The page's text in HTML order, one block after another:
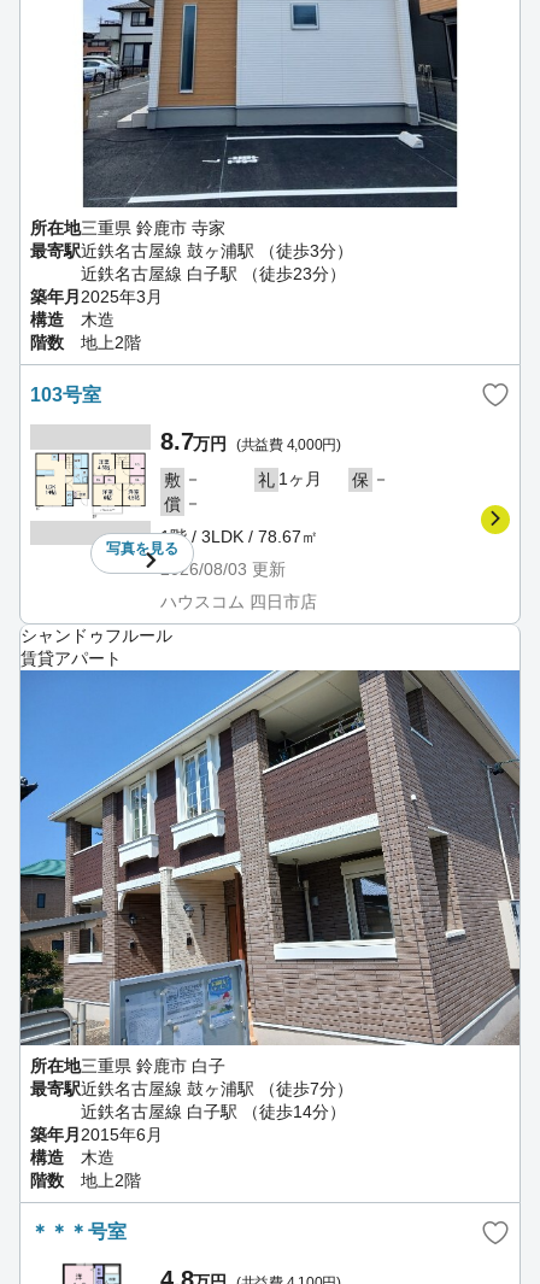
所在地三重県 鈴鹿市 寺家
最寄駅近鉄名古屋線 鼓ヶ浦駅 （徒歩3分）
近鉄名古屋線 白子駅 （徒歩23分）
築年月 2025年3月
構造
木造
階数
地上2階
103号室
写真を見る
8.7万円 (共益費 4,000円)
敷 － 礼 1ヶ月 保 －
償 －
1階 / 3LDK / 78.67㎡
2026/08/03 更新
ハウスコム 四日市店
シャンドゥフルール
賃貸アパート
所在地三重県 鈴鹿市 白子
最寄駅近鉄名古屋線 鼓ヶ浦駅 （徒歩7分）
近鉄名古屋線 白子駅 （徒歩14分）
築年月 2015年6月
構造
木造
階数
地上2階
＊＊＊号室